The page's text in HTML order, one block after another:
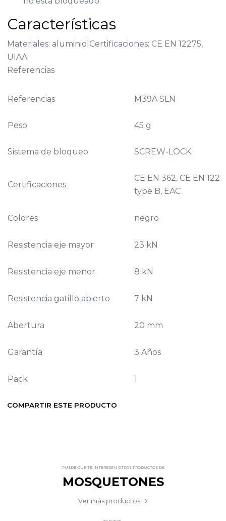
Características
Materiales: aluminio|Certificaciones: CE EN 12275,
UIAA
Referencias
Referencias M39A SLN
Peso 45 g
Sistema de bloqueo SCREW-LOCK
Certificaciones
CE EN 362, CE EN
type B, EAC
Colores negro
Resistencia eje mayor 23 kN
Resistencia eje menor 8 kN
Resistencia gatillo abierto 7 kN
Abertura 20 mm
Garantía 3 Años
Pack 1
COMPARTIR ESTE PRODUCTO
PUEDE QUE TE INTERESEN OTROS PRODUCTOS DE
MOSQUETONES
Ver más productos